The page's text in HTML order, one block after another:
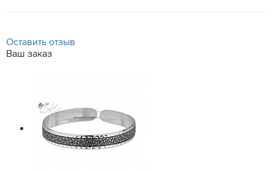
Оставить отзыв
Ваш заказ